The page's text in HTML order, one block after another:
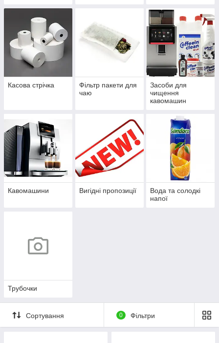
Касова стрічка
Фільтр пакети для
чаю
Засоби для
чищення
кавомашин
Кавомашини Вигідні пропозиції
Вода та солодкі
напої
Трубочки
Сортування 0 Фільтри